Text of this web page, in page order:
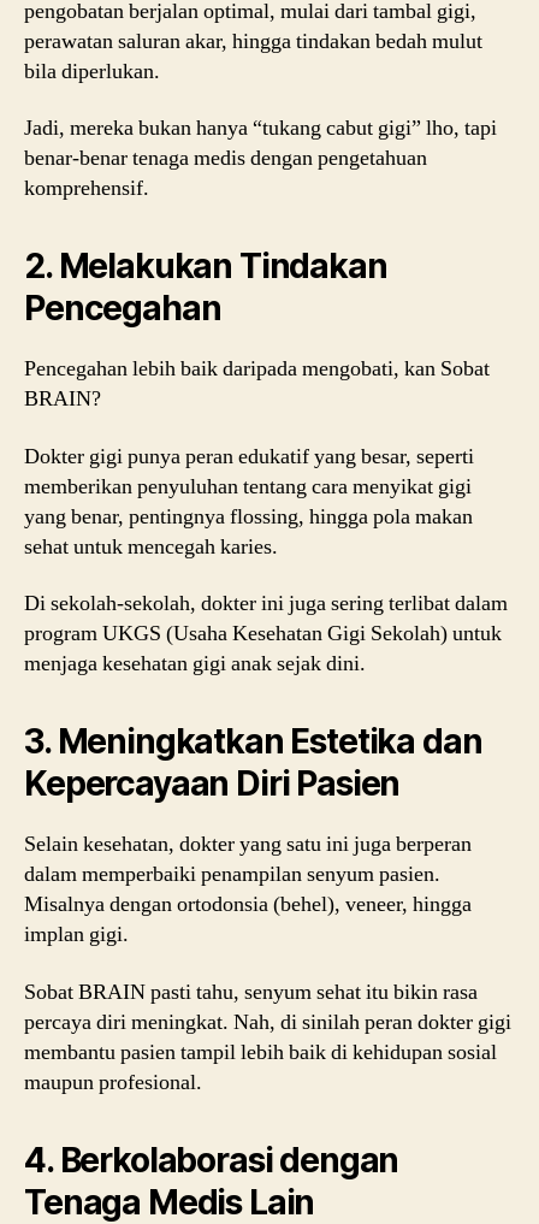
pengobatan berjalan optimal, mulai dari tambal gigi,
perawatan saluran akar, hingga tindakan bedah mulut
bila diperlukan.
Jadi, mereka bukan hanya “tukang cabut gigi” lho, tapi
benar-benar tenaga medis dengan pengetahuan
komprehensif.
2. Melakukan Tindakan
Pencegahan
Pencegahan lebih baik daripada mengobati, kan Sobat
BRAIN?
Dokter gigi punya peran edukatif yang besar, seperti
memberikan penyuluhan tentang cara menyikat gigi
yang benar, pentingnya flossing, hingga pola makan
sehat untuk mencegah karies.
Di sekolah-sekolah, dokter ini juga sering terlibat dalam
program UKGS (Usaha Kesehatan Gigi Sekolah) untuk
menjaga kesehatan gigi anak sejak dini.
3. Meningkatkan Estetika dan
Kepercayaan Diri Pasien
Selain kesehatan, dokter yang satu ini juga berperan
dalam memperbaiki penampilan senyum pasien.
Misalnya dengan ortodonsia (behel), veneer, hingga
implan gigi.
Sobat BRAIN pasti tahu, senyum sehat itu bikin rasa
percaya diri meningkat. Nah, di sinilah peran dokter gigi
membantu pasien tampil lebih baik di kehidupan sosial
maupun profesional.
4. Berkolaborasi dengan
Tenaga Medis Lain